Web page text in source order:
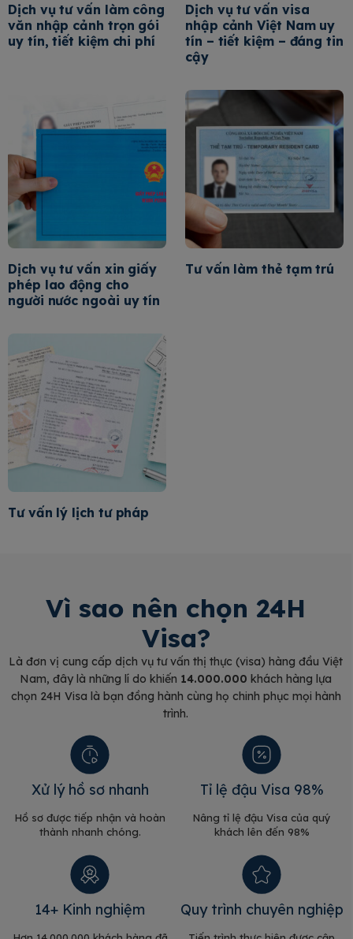
Dịch vụ tư vấn làm công
văn nhập cảnh trọn gói
uy tín, tiết kiệm chi phí
Dịch vụ tư vấn visa
nhập cảnh Việt Nam uy
tín – tiết kiệm – đáng tin
cậy
Dịch vụ tư vấn xin giấy
phép lao động cho
người nước ngoài uy tín
Tư vấn làm thẻ tạm trú
Tư vấn lý lịch tư pháp
Vì sao nên chọn 24H
Visa?
Là đơn vị cung cấp dịch vụ tư vấn thị thực (visa) hàng đầu Việt
Nam, đây là những lí do khiến 14.000.000 khách hàng lựa
chọn 24H Visa là bạn đồng hành cùng họ chinh phục mọi hành
trình.
Xử lý hồ sơ nhanh
Hồ sơ được tiếp nhận và hoàn
thành nhanh chóng.
Tỉ lệ đậu Visa 98%
Nâng tỉ lệ đậu Visa của quý
khách lên đến 98%
14+ Kinh nghiệm Quy trình chuyên nghiệp